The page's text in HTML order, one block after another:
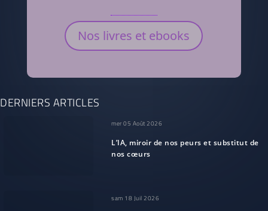
Nos livres et ebooks
DERNIERS ARTICLES
mer 05 Août 2026
L’IA, miroir de nos peurs et substitut de
nos cœurs
sam 18 Juil 2026